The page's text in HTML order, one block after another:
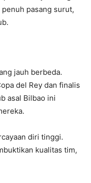
pasang surut,
jauh berbeda.
del Rey dan finalis
asal Bilbao ini
diri tinggi.
kualitas tim,